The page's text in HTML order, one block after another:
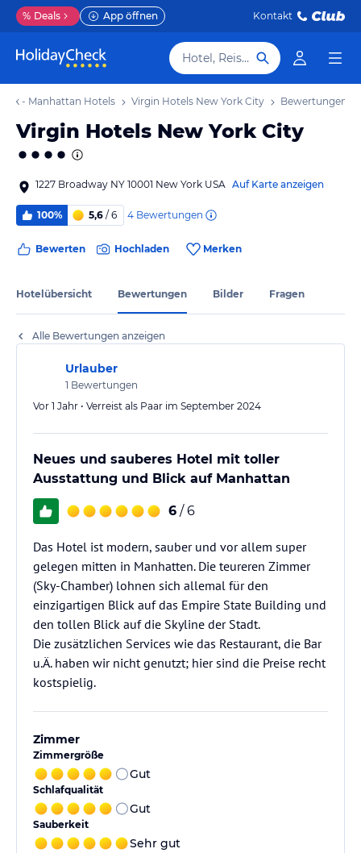
% Deals App öffnen Kontakt
Hotel, Reiseziel
- Manhattan Hotels Virgin Hotels New York City Bewertungen
Virgin Hotels New York City
1227 Broadway NY 10001 New York USA Auf Karte anzeigen
100% 5,6 / 6 4 Bewertungen
Bewerten Hochladen Merken
Hotelübersicht Bewertungen Bilder Fragen
Alle Bewertungen anzeigen
Urlauber
1 Bewertungen
Vor 1 Jahr • Verreist als Paar im September 2024
Neues und sauberes Hotel mit toller
Ausstattung und Blick auf Manhattan
6 / 6
Das Hotel ist modern, sauber und vor allem super
gelegen mitten in Manhatten. Die teureren Zimmer
(Sky-Chamber) lohnen sich allemal für den
einzigartigen Blick auf das Empire State Building und
den tollen Blick auf die Skyline der Stadt.
Die zusätzlichen Services wie das Restaurant, die Bar
u.Ä. haben wir nicht genutzt; hier sind die Preise recht
kostspielig.
Zimmer
Zimmergröße
Gut
Schlafqualität
Gut
Sauberkeit
Sehr gut